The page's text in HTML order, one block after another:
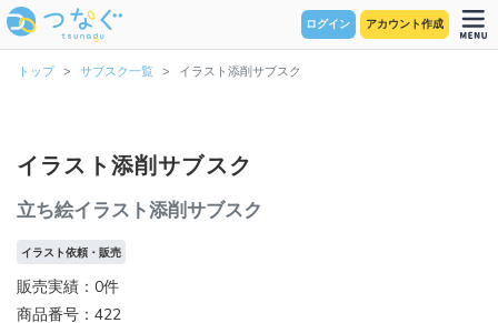
ログイン アカウント作成
トップ サブスク一覧 イラスト添削サブスク
イラスト添削サブスク
立ち絵イラスト添削サブスク
イラスト依頼・販売
販売実績：0件
商品番号：422